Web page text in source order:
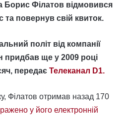
Борис Філатов відмовився
та повернув свій квиток.
політ від компанії
придбав ще у 2009 році
передає Телеканал D1.
Філатов отримав назад 170
у його електронній